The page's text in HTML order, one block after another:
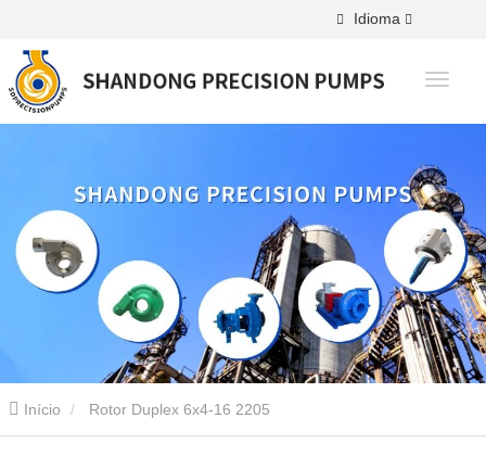
Idioma
Início Rotor Duplex 6x4-16 2205